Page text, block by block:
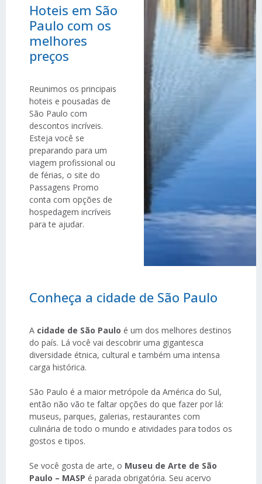
Hoteis em São
Paulo com os
melhores
preços
Reunimos os principais
hoteis e pousadas de
São Paulo com
descontos incríveis.
Esteja você se
preparando para um
viagem profissional ou
de férias, o site do
Passagens Promo
conta com opções de
hospedagem incríveis
para te ajudar.
Conheça a cidade de São Paulo
A cidade de São Paulo é um dos melhores destinos
do país. Lá você vai descobrir uma gigantesca
diversidade étnica, cultural e também uma intensa
carga histórica.
São Paulo é a maior metrópole da América do Sul,
então não vão te faltar opções do que fazer por lá:
museus, parques, galerias, restaurantes com
culinária de todo o mundo e atividades para todos os
gostos e tipos.
Se você gosta de arte, o Museu de Arte de São
Paulo – MASP é parada obrigatória. Seu acervo